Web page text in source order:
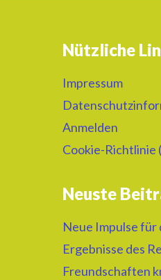
Nützliche
Impressum
Anmelden
Cookie-Richtlinie
Neuste
Neue Impulse
Ergebnisse des
Freundschaften